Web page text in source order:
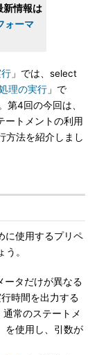
新情報は
ォーマ
」では、select
理の実行 」で
第4回の今回は、
ートメントの利用
方法を紹介しまし
に使用するプリペ
。
タだけが異なる
時間を出力する
常のステートメ
を使用し、引数が